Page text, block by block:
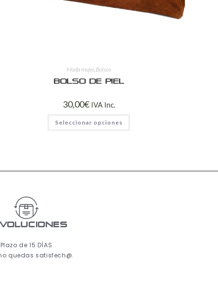
Moda mujer, Bolsos
Bolso de piel
30,00€ IVA Inc.
Seleccionar opciones
Plazo de 15 DÍAS
quedas satisfech@.